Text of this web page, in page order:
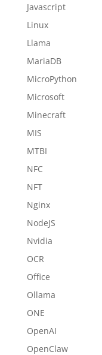
Javascript
Linux
Llama
MariaDB
MicroPython
Microsoft
Minecraft
MIS
MTBI
NFC
NFT
Nginx
NodeJS
Nvidia
OCR
Office
Ollama
ONE
OpenAI
OpenClaw